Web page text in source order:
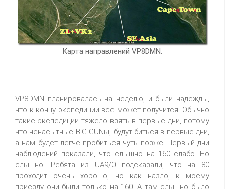
Карта направлений VP8DMN.
VP8DMN планировалась на неделю, и были надежды,
что к концу экспедиции все может получится. Обычно
такие экспедиции тяжело взять в первые дни, потому
что ненасытные BIG GUNы, будут биться в первые дни,
а нам будет легче пробиться чуть позже. Первый дни
наблюдений показали, что слышно на 160 слабо. Но
слышно. Ребята из UA9/0 подсказали, что на 80
проходит очень хорошо, но как назло, к моему
приезду они были только на 160. А там слышно было